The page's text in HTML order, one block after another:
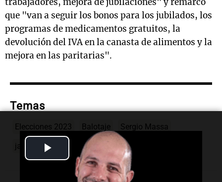
Play
Video
trabajadores, mejora de jubilaciones" y remarcó
que "van a seguir los bonos para los jubilados, los
programas de medicamentos gratuitos, la
devolución del IVA en la canasta de alimentos y la
mejora en las paritarias".
Temas
Elecciones 2023 Balotaje Sergio Massa
javier-milei